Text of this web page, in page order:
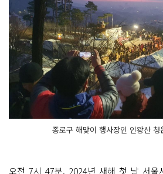
종로구 해맞이 행사장인 인왕산
오전 7시 47분. 2024년 새해 첫 날 서울